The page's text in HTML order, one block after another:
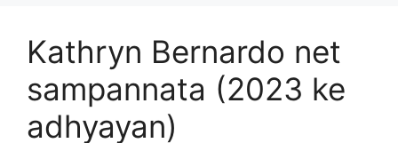
Kathryn Bernardo net
sampannata (2023 ke
adhyayan)